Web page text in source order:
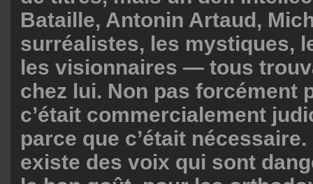
Bataille, Antonin Artaud,
surréalistes, les mystiques,
les visionnaires — tous
chez lui. Non pas forcément
c’était commercialement
parce que c’était nécessaire.
existe des voix qui sont